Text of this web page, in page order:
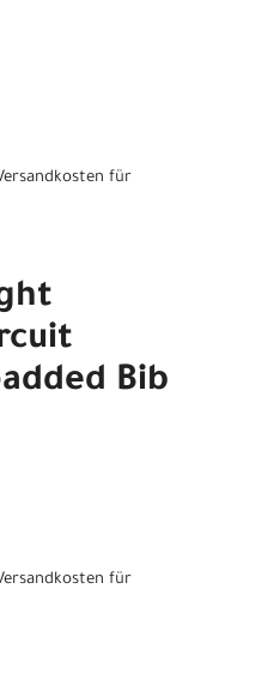
für
Bib
für